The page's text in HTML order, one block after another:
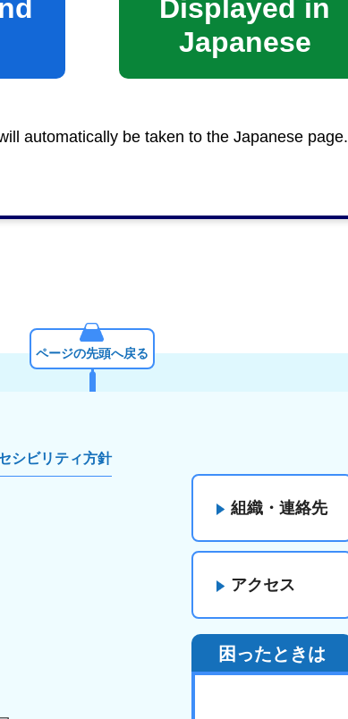
Displayed in
Japanese
automatically be taken to the Japanese page.
ページの先頭へ戻る
シビリティ方針
組織・連絡先
アクセス
困ったときは